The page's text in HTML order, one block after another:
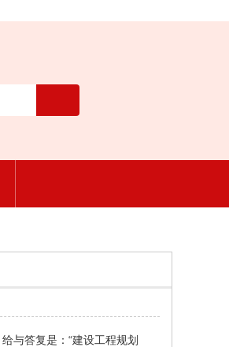
与答复是：“建设工程规划